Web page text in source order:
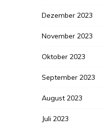
Dezember 2023
November 2023
Oktober 2023
September 2023
August 2023
Juli 2023